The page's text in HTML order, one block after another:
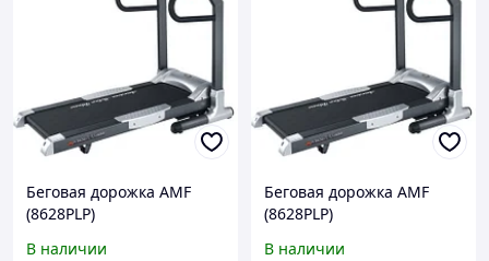
Беговая дорожка AMF
(8628PLP)
В наличии
Беговая дорожка AMF
(8628PLP)
В наличии